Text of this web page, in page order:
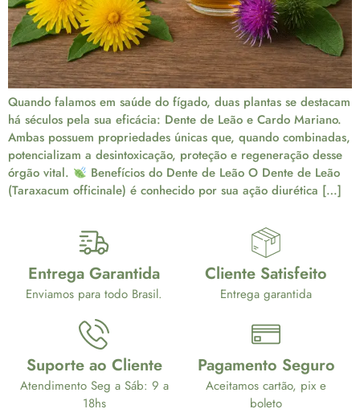
Quando falamos em saúde do fígado, duas plantas se destacam
há séculos pela sua eficácia: Dente de Leão e Cardo Mariano.
Ambas possuem propriedades únicas que, quando combinadas,
potencializam a desintoxicação, proteção e regeneração desse
órgão vital.
Benefícios do Dente de Leão O Dente de Leão
(Taraxacum officinale) é conhecido por sua ação diurética […]
Entrega Garantida
Enviamos para todo Brasil.
Cliente Satisfeito
Entrega garantida
Suporte ao Cliente
Atendimento Seg a Sáb: 9 a
18hs
Pagamento Seguro
Aceitamos cartão, pix e
boleto